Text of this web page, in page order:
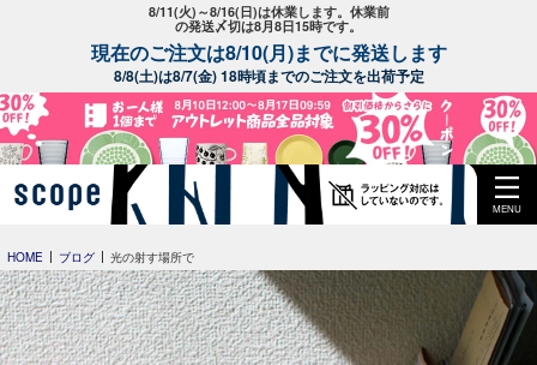
8/11(火)～8/16(日)は休業します。休業前
の発送〆切は8月8日15時です。
現在のご注文は8/10(月)までに発送します
8/8(土)は8/7(金) 18時頃までのご注文を出荷予定
MENU
HOME ブログ 光の射す場所で